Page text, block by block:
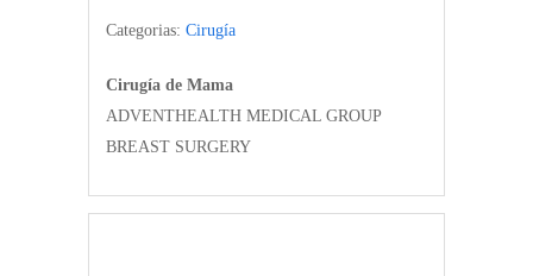
Categorias: Cirugía
Cirugía de Mama
ADVENTHEALTH MEDICAL GROUP
BREAST SURGERY